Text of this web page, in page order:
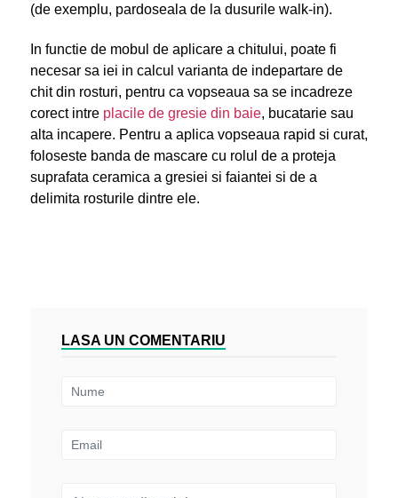
(de exemplu, pardoseala de la dusurile walk-in).
In functie de mobul de aplicare a chitului, poate fi
necesar sa iei in calcul varianta de indepartare de
chit din rosturi, pentru ca vopseaua sa se incadreze
corect intre placile de gresie din baie, bucatarie sau
alta incapere. Pentru a aplica vopseaua rapid si curat,
foloseste banda de mascare cu rolul de a proteja
suprafata ceramica a gresiei si faiantei si de a
delimita rosturile dintre ele.
LASA UN COMENTARIU